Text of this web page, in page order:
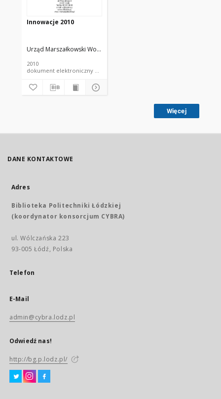
Innowacje 2010
Urząd Marszałkowski Województwa Łódzkiego. Departament
2010
dokument elektroniczny e-wydawnictwo seryjne
Więcej
DANE KONTAKTOWE
Adres
Biblioteka Politechniki Łódzkiej
(koordynator konsorcjum CYBRA)
ul. Wólczańska 223
93-005 Łódź, Polska
Telefon
E-Mail
admin@cybra.lodz.pl
Odwiedź nas!
http://bg.p.lodz.pl/